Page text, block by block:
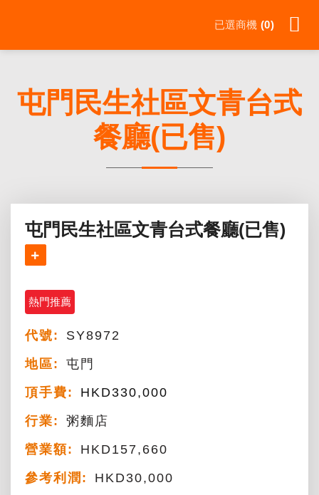
已選商機 0
屯門民生社區文青台式
餐廳(已售)
屯門民生社區文青台式餐廳(已售)
熱門推薦
代號:
SY8972
地區:
屯門
頂手費:
HKD330,000
行業:
粥麵店
營業額:
HKD157,660
參考利潤:
HKD30,000